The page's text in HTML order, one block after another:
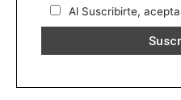
Al Suscribirte,